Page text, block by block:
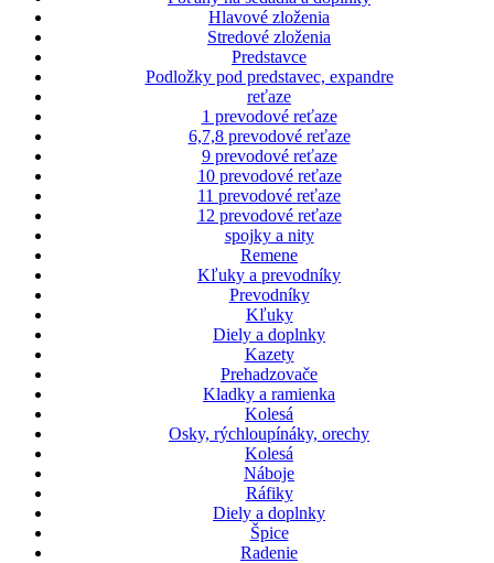
Hlavové zloženia
Stredové zloženia
Predstavce
Podložky pod predstavec, expandre
reťaze
1 prevodové reťaze
6,7,8 prevodové reťaze
9 prevodové reťaze
10 prevodové reťaze
11 prevodové reťaze
12 prevodové reťaze
spojky a nity
Remene
Kľuky a prevodníky
Prevodníky
Kľuky
Diely a doplnky
Kazety
Prehadzovače
Kladky a ramienka
Kolesá
Osky, rýchloupínáky, orechy
Kolesá
Náboje
Ráfiky
Diely a doplnky
Špice
Radenie